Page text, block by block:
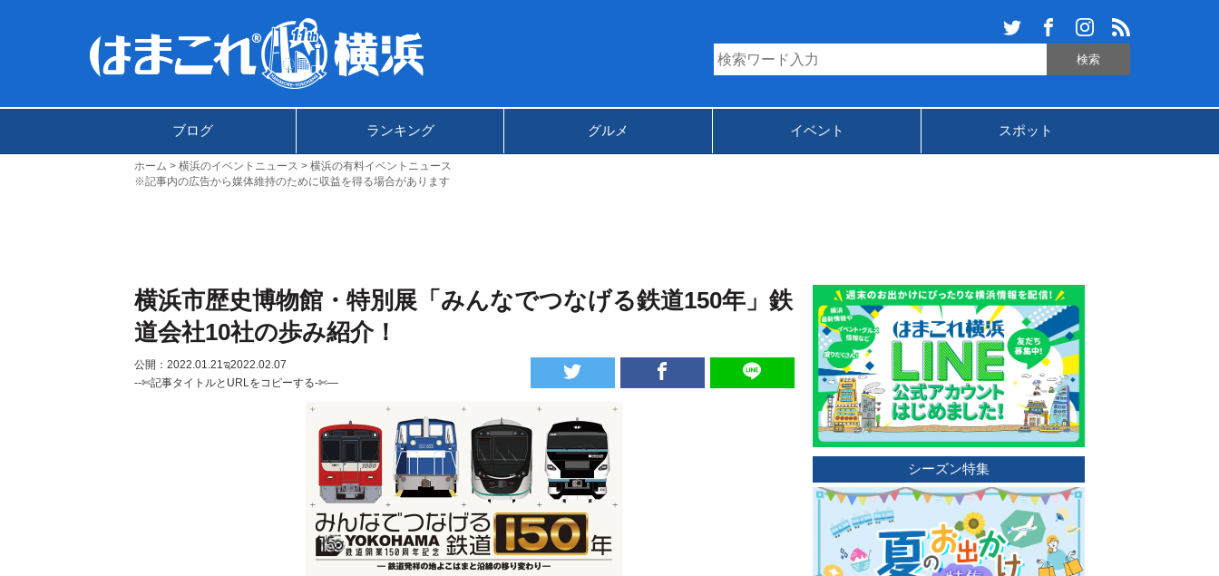
ブログ ランキング グルメ イベント スポット
ホーム 横浜のイベントニュース
横浜の有料イベントニュース
※記事内の広告から媒体維持のために収益を得る場合があります
横浜市歴史博物館・特別展「みんなでつなげる鉄道150年」鉄
道会社10社の歩み紹介！
公開：2022.01.21 ಇ2022.02.07
--✄記事タイトルとURLをコピーする-✄—
シーズン特集